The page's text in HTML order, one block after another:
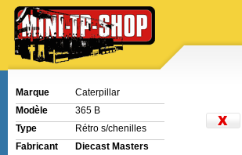
Marque
Caterpillar
Modèle
365 B
Type
Rétro s/chenilles
Fabricant
Diecast Masters